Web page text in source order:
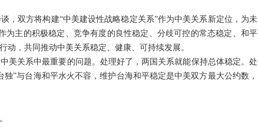
，双方将构建“中美建设性战略稳定关系”作为中美关系新定位，为未
为主的积极稳定、竞争有度的良性稳定、分歧可控的常态稳定、和平
，共同推动中美关系稳定、健康、可持续发展。
美关系中最重要的问题。处理好了，两国关系就能保持总体稳定。处
”与台海和平水火不容，维护台海和平稳定是中美双方最大公约数，